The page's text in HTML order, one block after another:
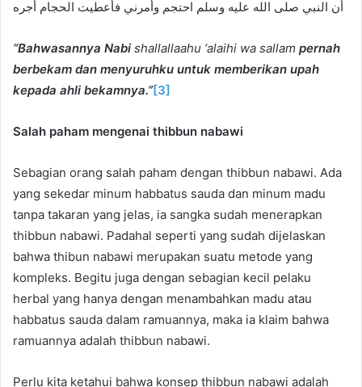
أن النبي صلى الله عليه وسلم احتجم وأمرني فأعطيت الحجام أجره
“Bahwasannya Nabi shallallaahu ‘alaihi wa sallam pernah
berbekam dan menyuruhku untuk memberikan upah
kepada ahli bekamnya.”[3]
Salah paham mengenai thibbun nabawi
Sebagian orang salah paham dengan thibbun nabawi. Ada
yang sekedar minum habbatus sauda dan minum madu
tanpa takaran yang jelas, ia sangka sudah menerapkan
thibbun nabawi. Padahal seperti yang sudah dijelaskan
bahwa thibun nabawi merupakan suatu metode yang
kompleks. Begitu juga dengan sebagian kecil pelaku
herbal yang hanya dengan menambahkan madu atau
habbatus sauda dalam ramuannya, maka ia klaim bahwa
ramuannya adalah thibbun nabawi.
Perlu kita ketahui bahwa konsep thibbun nabawi adalah